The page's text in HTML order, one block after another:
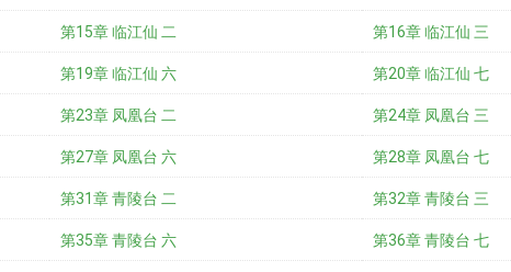
第15章 临江仙 二 第16章 临江仙 三
第19章 临江仙 六 第20章 临江仙 七
第23章 凤凰台 二 第24章 凤凰台 三
第27章 凤凰台 六 第28章 凤凰台 七
第31章 青陵台 二 第32章 青陵台 三
第35章 青陵台 六 第36章 青陵台 七